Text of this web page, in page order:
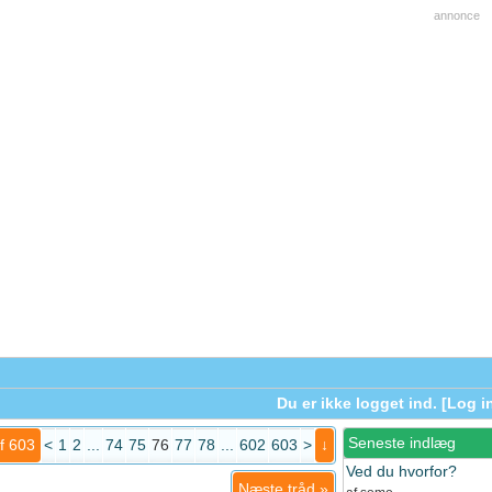
annonce
Du er ikke logget ind. [Log
603 < 1 2 74 75 76 77 78 602 603 > ↓
Seneste indlæg
Ved du hvorfor?